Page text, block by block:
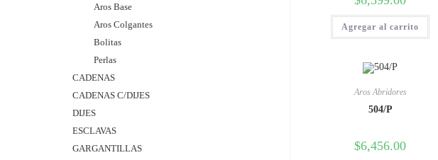
Agregar al carrito
Aros Abridores
504/P
$6,456.00
Aros Base
Aros Colgantes
Bolitas
Perlas
CADENAS
CADENAS C/DIJES
DIJES
ESCLAVAS
GARGANTILLAS